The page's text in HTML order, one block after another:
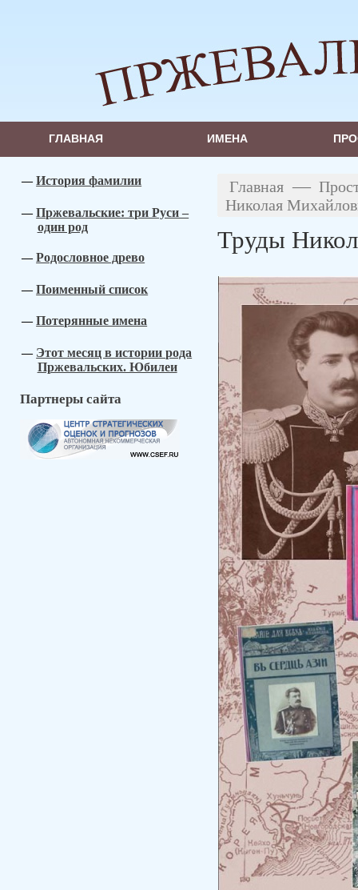
ГЛАВНАЯ ИМЕНА
История фамилии
Пржевальские: три Руси –
один род
Родословное древо
Поименный список
Потерянные имена
Этот месяц в истории рода
Пржевальских. Юбилеи
Партнеры сайта
Главная —
Николая
Труды